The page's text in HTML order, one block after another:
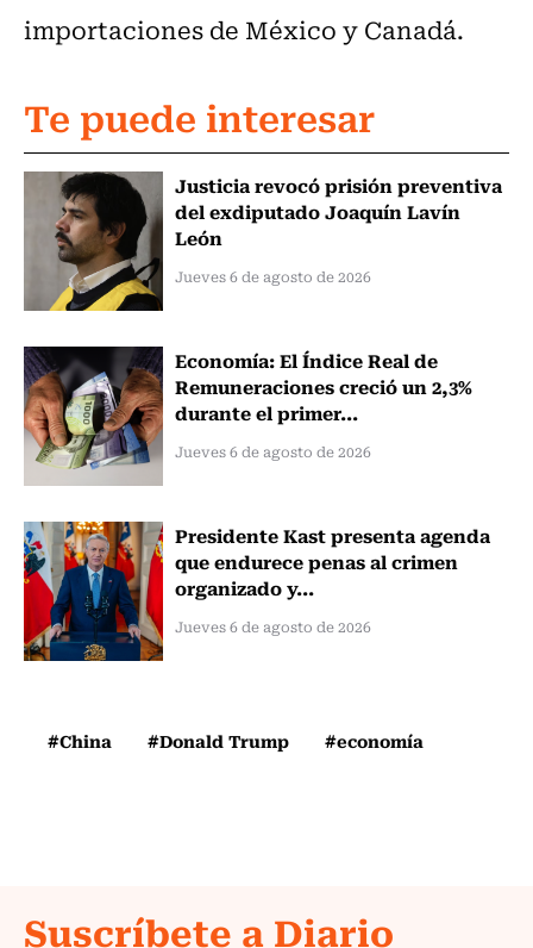
importaciones de México y Canadá.
Te puede interesar
Justicia revocó prisión preventiva
del exdiputado Joaquín Lavín
León
Jueves 6 de agosto de 2026
Economía: El Índice Real de
Remuneraciones creció un 2,3%
durante el primer...
Jueves 6 de agosto de 2026
Presidente Kast presenta agenda
que endurece penas al crimen
organizado y...
Jueves 6 de agosto de 2026
#China #Donald Trump #economía